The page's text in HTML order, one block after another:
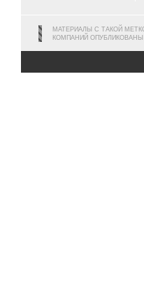
МАТЕРИАЛЫ С ТАКОЙ
КОМПАНИЙ